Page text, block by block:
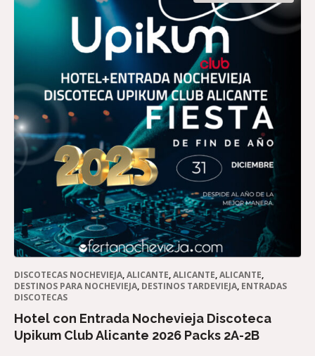
DISCOTECAS NOCHEVIEJA,ALICANTE,ALICANTE,ALICANTE,
DESTINOS PARA NOCHEVIEJA, DESTINOS TARDEVIEJA, ENTRADAS
DISCOTECAS
Hotel con Entrada Nochevieja Discoteca
Upikum Club Alicante 2026 Packs 2A-2B